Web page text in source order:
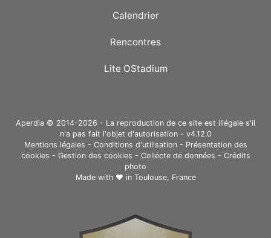
Calendrier
Rencontres
Lite OStadium
Aperdia © 2014-2026 - La reproduction de ce site est illégale s'il
n'a pas fait l'objet d'autorisation - v4.12.0
Mentions légales - Conditions d'utilisation- Présentation des
cookies - Gestion des cookies - Collecte de données - Crédits
photo
Made with ❤ in Toulouse, France